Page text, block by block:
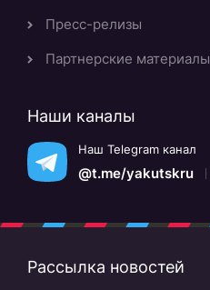
Пресс-релизы
Партнерские материалы
Наши каналы
Наш Telegram канал
@t.me/yakutskru
Рассылка новостей